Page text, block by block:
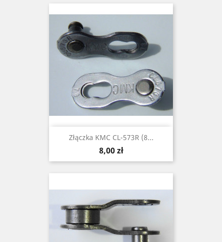
Złączka KMC CL-573R (8...
Cena
8,00 zł